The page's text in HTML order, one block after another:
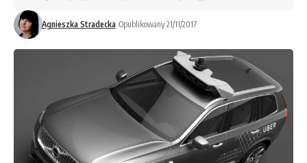
Agnieszka Stradecka Opublikowany 21/11/2017